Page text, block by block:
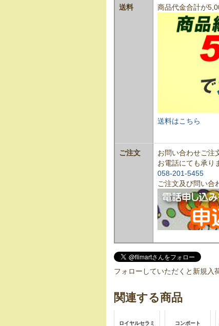
送料 商品代金合計が
送料はこちら
ご注文
お問い合わせご注
お電話にても承り
058-201-5455
ご注文及び問い合
フォローしていただくと新規入
関連する商品
ロイヤルセラミ
コンポート